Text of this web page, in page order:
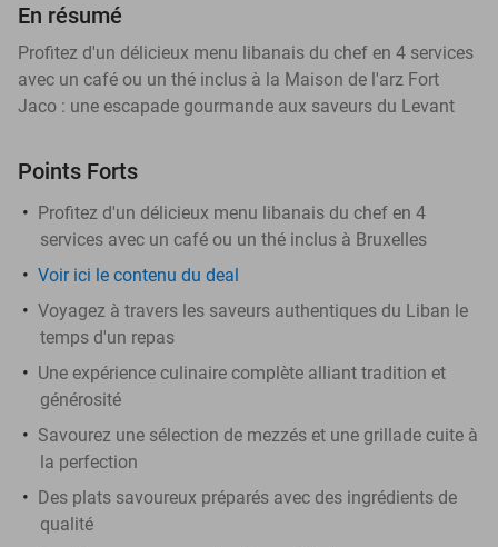
En résumé
Profitez d'un délicieux menu libanais du chef en 4 services
avec un café ou un thé inclus à la Maison de l'arz Fort
Jaco : une escapade gourmande aux saveurs du Levant
Points Forts
Profitez d'un délicieux menu libanais du chef en 4
services avec un café ou un thé inclus à Bruxelles
Voir ici le contenu du deal
Voyagez à travers les saveurs authentiques du Liban le
temps d'un repas
Une expérience culinaire complète alliant tradition et
générosité
Savourez une sélection de mezzés et une grillade cuite à
la perfection
Des plats savoureux préparés avec des ingrédients de
qualité